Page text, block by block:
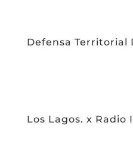
Defensa Territorial
Los Lagos. x Radio